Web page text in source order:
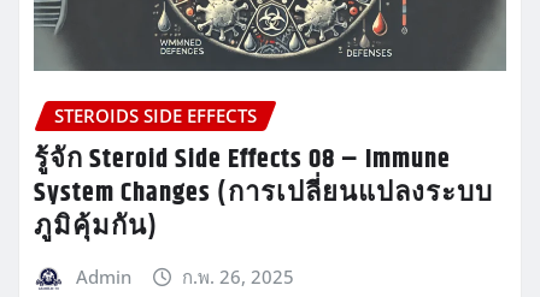
STEROIDS SIDE EFFECTS
รู้จัก Steroid Side Effects 08 – Immune
System Changes (การเปลี่ยนแปลงระบบ
ภูมิคุ้มกัน)
Admin ก.พ. 26, 2025